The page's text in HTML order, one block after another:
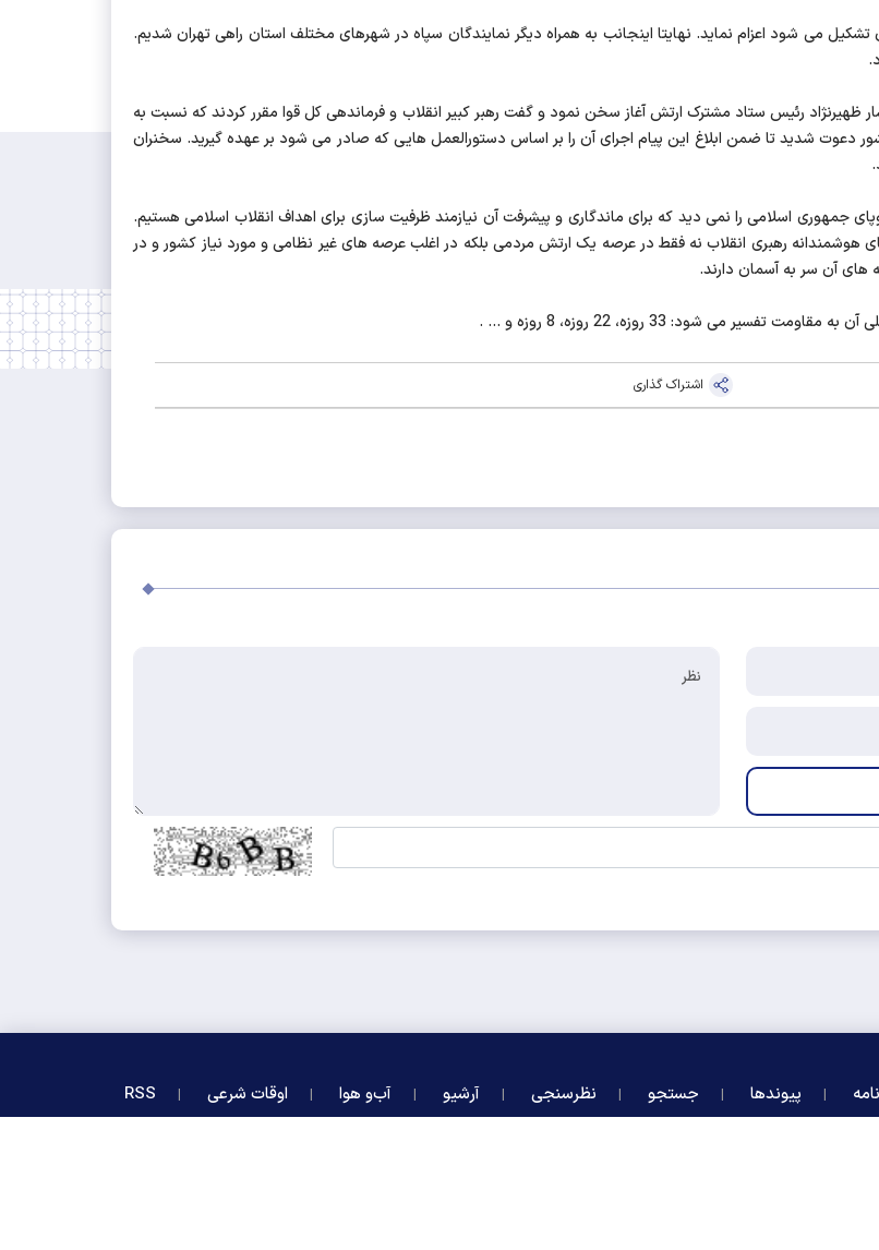
می شود اعزام نماید. نهایتا اینجانب به همراه دیگر نمایندگان سپاه در شهرهای مختلف استان راهی تهران شدیم.
رئیس ستاد مشترک ارتش آغاز سخن نمود و گفت رهبر کبیر انقلاب و فرماندهی کل قوا مقرر کردند که نسبت به
دعوت شدید تا ضمن ابلاغ این پیام اجرای آن را بر اساس دستورالعمل هایی که صادر می شود بر عهده گیرید. سخنران
اسلامی را نمی دید که برای ماندگاری و پیشرفت آن نیازمند ظرفیت سازی برای اهداف انقلاب اسلامی هستیم.
رهبری انقلاب نه فقط در عرصه یک ارتش مردمی بلکه در اغلب عرصه های غیر نظامی و مورد نیاز کشور و در
آن سر به آسمان دارند.
می شود: 33 روزه، 22 روزه، 8 روزه و ... .
اشتراک گذاری
پیوندها جستجو نظرسنجی آرشیو آب‌و هوا اوقات شرعی RSS